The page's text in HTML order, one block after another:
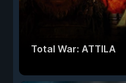
Total War: ATTILA